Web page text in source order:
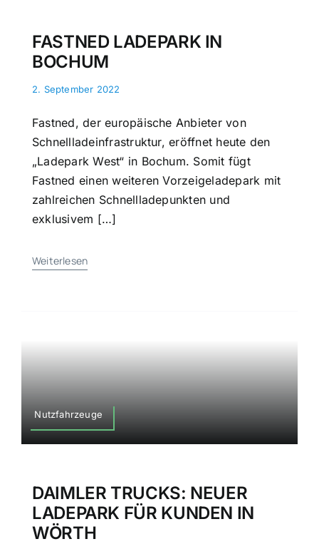
FASTNED LADEPARK IN
BOCHUM
2. September 2022
Fastned, der europäische Anbieter von
Schnellladeinfrastruktur, eröffnet heute den
„Ladepark West“ in Bochum. Somit fügt
Fastned einen weiteren Vorzeigeladepark mit
zahlreichen Schnellladepunkten und
exklusivem […]
Weiterlesen
Nutzfahrzeuge
DAIMLER TRUCKS: NEUER
LADEPARK FÜR KUNDEN IN
WÖRTH